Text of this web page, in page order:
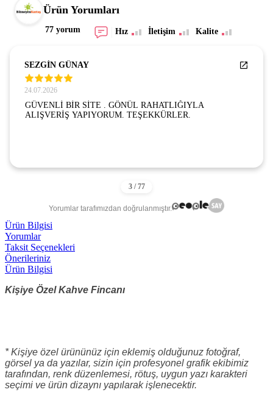
Ürün Yorumları
77 yorum Hız İletişim Kalite
SEZGİN GÜNAY
24.07.2026
GÜVENLİ BİR SİTE . GÖNÜL RAHATLIĞIYLA
ALIŞVERİŞ YAPIYORUM. TEŞEKKÜRLER.
Yorumlar tarafımızdan doğrulanmıştır.
Ürün Bilgisi
Yorumlar
Taksit Seçenekleri
Önerileriniz
Ürün Bilgisi
Kişiye Özel Kahve Fincanı
* Kişiye özel ürününüz için eklemiş olduğunuz fotoğraf,
görsel ya da yazılar, sizin için profesyonel grafik ekibimiz
tarafından, renk düzenlemesi, rötuş, uygun yazı karakteri
seçimi ve ürün dizaynı yapılarak işlenecektir.